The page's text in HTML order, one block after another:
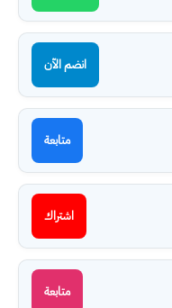
انضم الآن
متابعة
اشتراك
متابعة